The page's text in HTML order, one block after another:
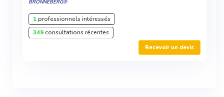
BRONNEBERG®
1professionnels intéressés
349consultations récentes
Recevoir un devis